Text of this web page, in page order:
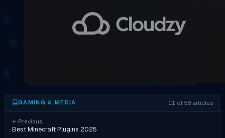
GAMING & MEDIA 11 of 58 articles
← Previous
Best Minecraft Plugins 2025